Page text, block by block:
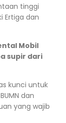
tinggi
Ertiga dan
Mobil
supir dari
kunci untuk
dan
yang wajib